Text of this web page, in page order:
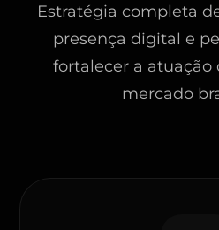
Estratégia completa
presença digital e
fortalecer a atuação
mercado